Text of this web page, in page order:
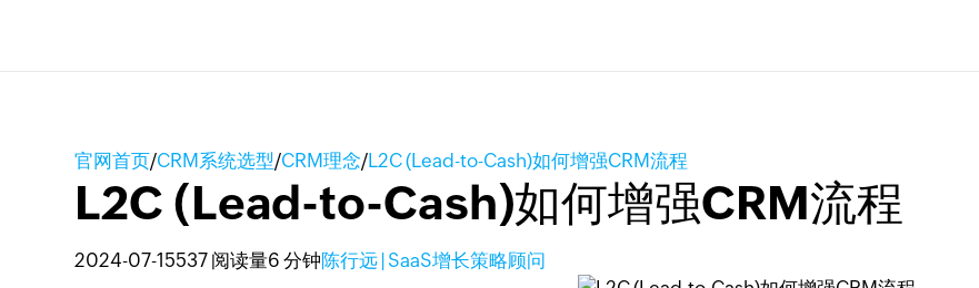
官网首页/CRM系统选型/CRM理念/L2C (Lead-to-Cash)如何增强CRM流程
L2C (Lead-to-Cash)如何增强CRM流程
2024-07-15537 阅读量6 分钟陈行远 | SaaS增长策略顾问